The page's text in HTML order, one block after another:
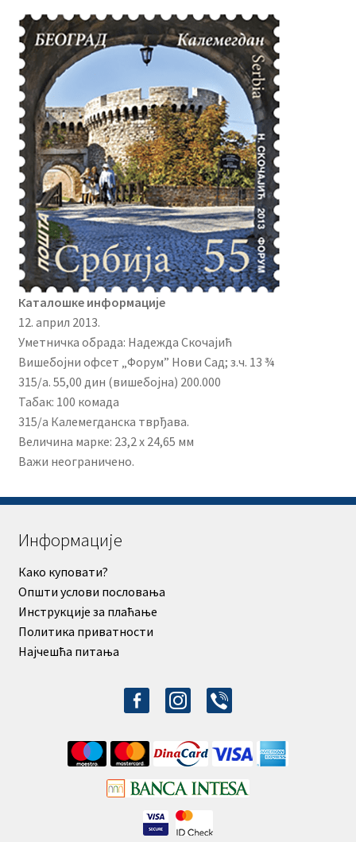
Каталошке информације
12. април 2013.
Уметничка обрада: Надежда Скочајић
Вишебојни офсет „Форум” Нови Сад; з.ч. 13 ¾
315/а. 55,00 дин (вишебојна) 200.000
Табак: 100 комада
315/а Калемегданска тврђава.
Величина марке: 23,2 x 24,65 мм
Важи неограничено.
Информације
Како куповати?
Општи услови пословања
Инструкције за плаћање
Политика приватности
Најчешћа питања
facebook-
alt
instagram
viber